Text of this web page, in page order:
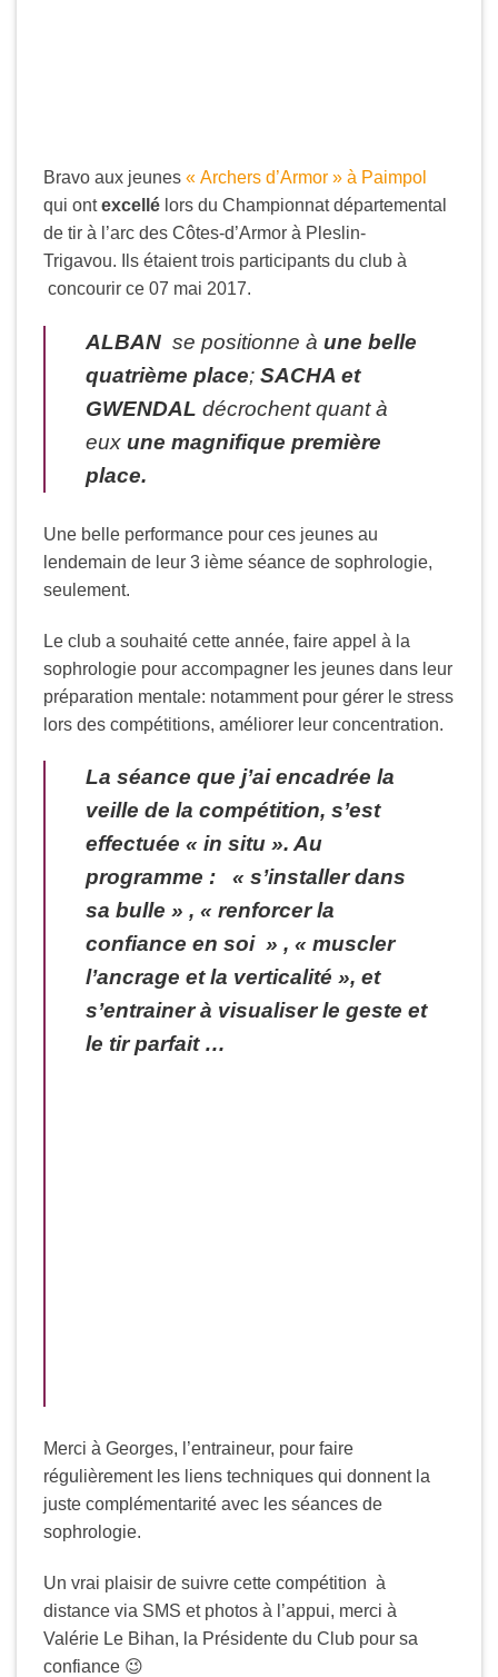
Bravo aux jeunes « Archers d’Armor » à Paimpol
qui ontexcellé lors du Championnat départemental
de tir à l’arc des Côtes-d’Armor à Pleslin-
Trigavou. Ils étaient trois participants du club à
concourir ce 07 mai 2017.
ALBAN se positionne à une belle
quatrième place; SACHA et
GWENDAL décrochent quant à
eux une magnifique première
place.
Une belle performance pour ces jeunes au
lendemain de leur 3 ième séance de sophrologie,
seulement.
Le club a souhaité cette année, faire appel à la
sophrologie pour accompagner les jeunes dans leur
préparation mentale: notamment pour gérer le stress
lors des compétitions, améliorer leur concentration.
La séance que j’ai encadrée la
veille de la compétition, s’est
effectuée « in situ ». Au
programme : « s’installer dans
sa bulle » , « renforcer la
confiance en soi » , « muscler
l’ancrage et la verticalité », et
s’entrainer à visualiser le geste et
le tir parfait …
Merci à Georges, l’entraineur, pour faire
régulièrement les liens techniques qui donnent la
juste complémentarité avec les séances de
sophrologie.
Un vrai plaisir de suivre cette compétition à
distance via SMS et photos à l’appui, merci à
Valérie Le Bihan, la Présidente du Club pour sa
confiance 😉